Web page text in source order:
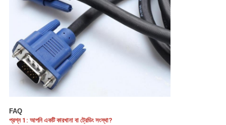
FAQ
প্রশ্ন 1: আপনি একটি কারখানা বা ট্রেডিং সংস্থা?